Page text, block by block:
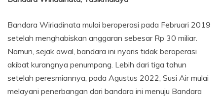
Bandara Wiriadinata mulai beroperasi pada Februari 2019
setelah menghabiskan anggaran sebesar Rp 30 miliar.
Namun, sejak awal, bandara ini nyaris tidak beroperasi
akibat kurangnya penumpang. Lebih dari tiga tahun
setelah peresmiannya, pada Agustus 2022, Susi Air mulai
melayani penerbangan dari bandara ini menuju Bandara